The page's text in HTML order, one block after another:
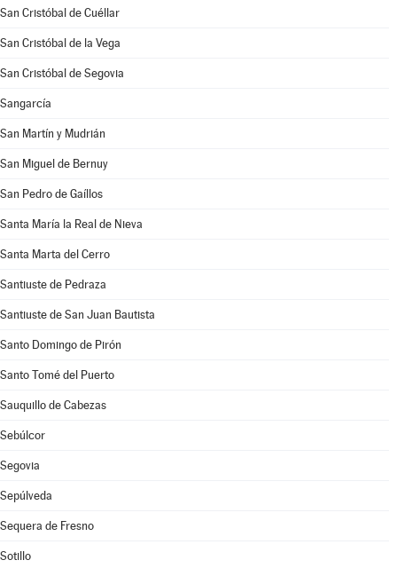
San Cristóbal de Cuéllar
San Cristóbal de la Vega
San Cristóbal de Segovia
Sangarcía
San Martín y Mudrián
San Miguel de Bernuy
San Pedro de Gaíllos
Santa María la Real de Nieva
Santa Marta del Cerro
Santiuste de Pedraza
Santiuste de San Juan Bautista
Santo Domingo de Pirón
Santo Tomé del Puerto
Sauquillo de Cabezas
Sebúlcor
Segovia
Sepúlveda
Sequera de Fresno
Sotillo